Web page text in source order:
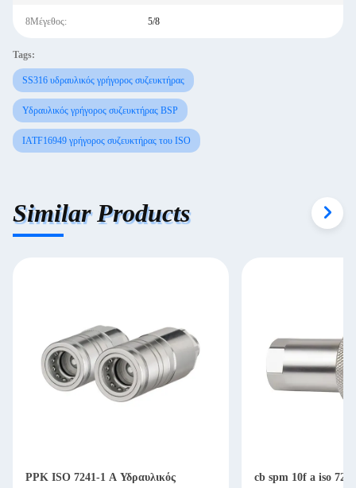
8Μέγεθος: 5/8
Tags:
SS316 υδραυλικός γρήγορος συζευκτήρας
Υδραυλικός γρήγορος συζευκτήρας BSP
IATF16949 γρήγορος συζευκτήρας του ISO
Similar Products
PPK ISO 7241-1 A Υδραυλικός
cb spm 10f a iso